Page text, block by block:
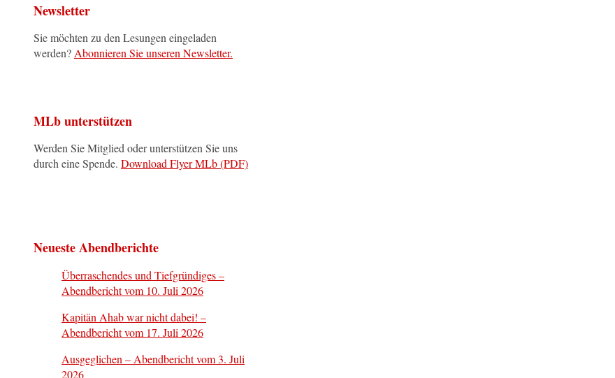
Newsletter
Sie möchten zu den Lesungen eingeladen
werden? Abonnieren Sie unseren Newsletter.
MLb unterstützen
Werden Sie Mitglied oder unterstützen Sie uns
durch eine Spende. Download Flyer MLb (PDF)
Neueste Abendberichte
Überraschendes und Tiefgründiges –
Abendbericht vom 10. Juli 2026
Kapitän Ahab war nicht dabei! –
Abendbericht vom 17. Juli 2026
Ausgeglichen – Abendbericht vom 3. Juli
2026